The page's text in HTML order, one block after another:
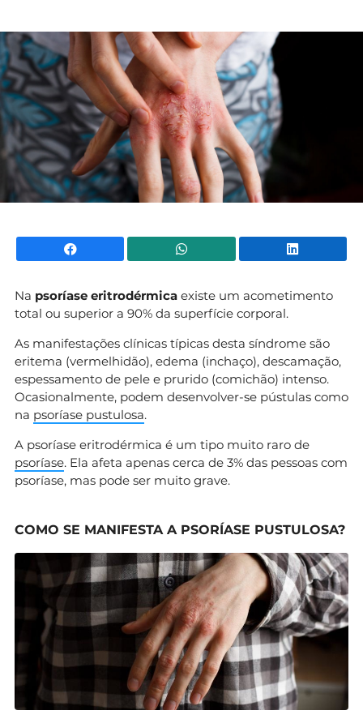
Facebook WhatsApp
Na psoríase eritrodérmica existe um acometimento
total ou superior a 90% da superfície corporal.
As manifestações clínicas típicas desta síndrome são
eritema (vermelhidão), edema (inchaço), descamação,
espessamento de pele e prurido (comichão) intenso.
Ocasionalmente, podem desenvolver-se pústulas como
na psoríase pustulosa.
A psoríase eritrodérmica é um tipo muito raro de
psoríase. Ela afeta apenas cerca de 3% das pessoas com
psoríase, mas pode ser muito grave.
COMO SE MANIFESTA A PSORÍASE PUSTULOSA?